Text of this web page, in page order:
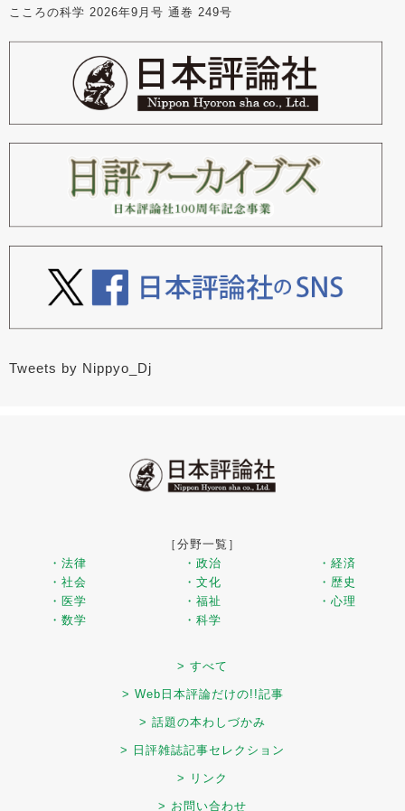
こころの科学 2026年9月号 通巻 249号
Tweets by Nippyo_Dj
［分野一覧］
・法律
・政治
・経済
・社会
・文化
・歴史
・医学
・福祉
・心理
・数学
・科学
> すべて
> Web日本評論だけの!!記事
> 話題の本わしづかみ
> 日評雑誌記事セレクション
> リンク
> お問い合わせ